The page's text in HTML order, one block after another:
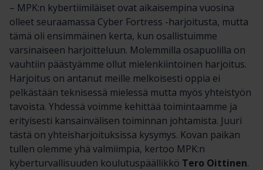
– MPK:n kybertiimiläiset ovat aikaisempina vuosina
olleet seuraamassa Cyber Fortress -harjoitusta, mutta
tämä oli ensimmäinen kerta, kun osallistuimme
varsinaiseen harjoitteluun. Molemmilla osapuolilla on
vauhtiin päästyämme ollut mielenkiintoinen harjoitus.
Harjoitus on antanut meille melkoisesti oppia ei
pelkästään teknisessä mielessä mutta myös yhteistyön
tavoista. Yhdessä voimme kehittää toimintaamme ja
erityisesti kansainvälisen toiminnan johtamista. Juuri
tästä on yhteisharjoituksissa kysymys. Kovan paikan
tullen olemme yhä valmiimpia, kertoo MPK:n
kyberturvallisuuden koulutuspäällikkö Tero Oittinen.